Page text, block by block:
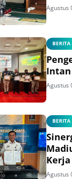
Agustus
BERITA
Intan
Agustus
BERITA
Agustus